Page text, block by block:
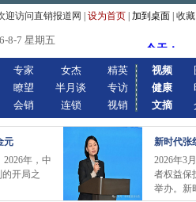
迎访问直销报道网 设为首页 加到桌面 收藏
8-7 星期五
专家
瞭望
会销
女杰
半月谈
连锁
精英
专访
视销
视频
健康
文摘
元
年，中
的开局之
新时代张
2026年3
者权益保
举办。新